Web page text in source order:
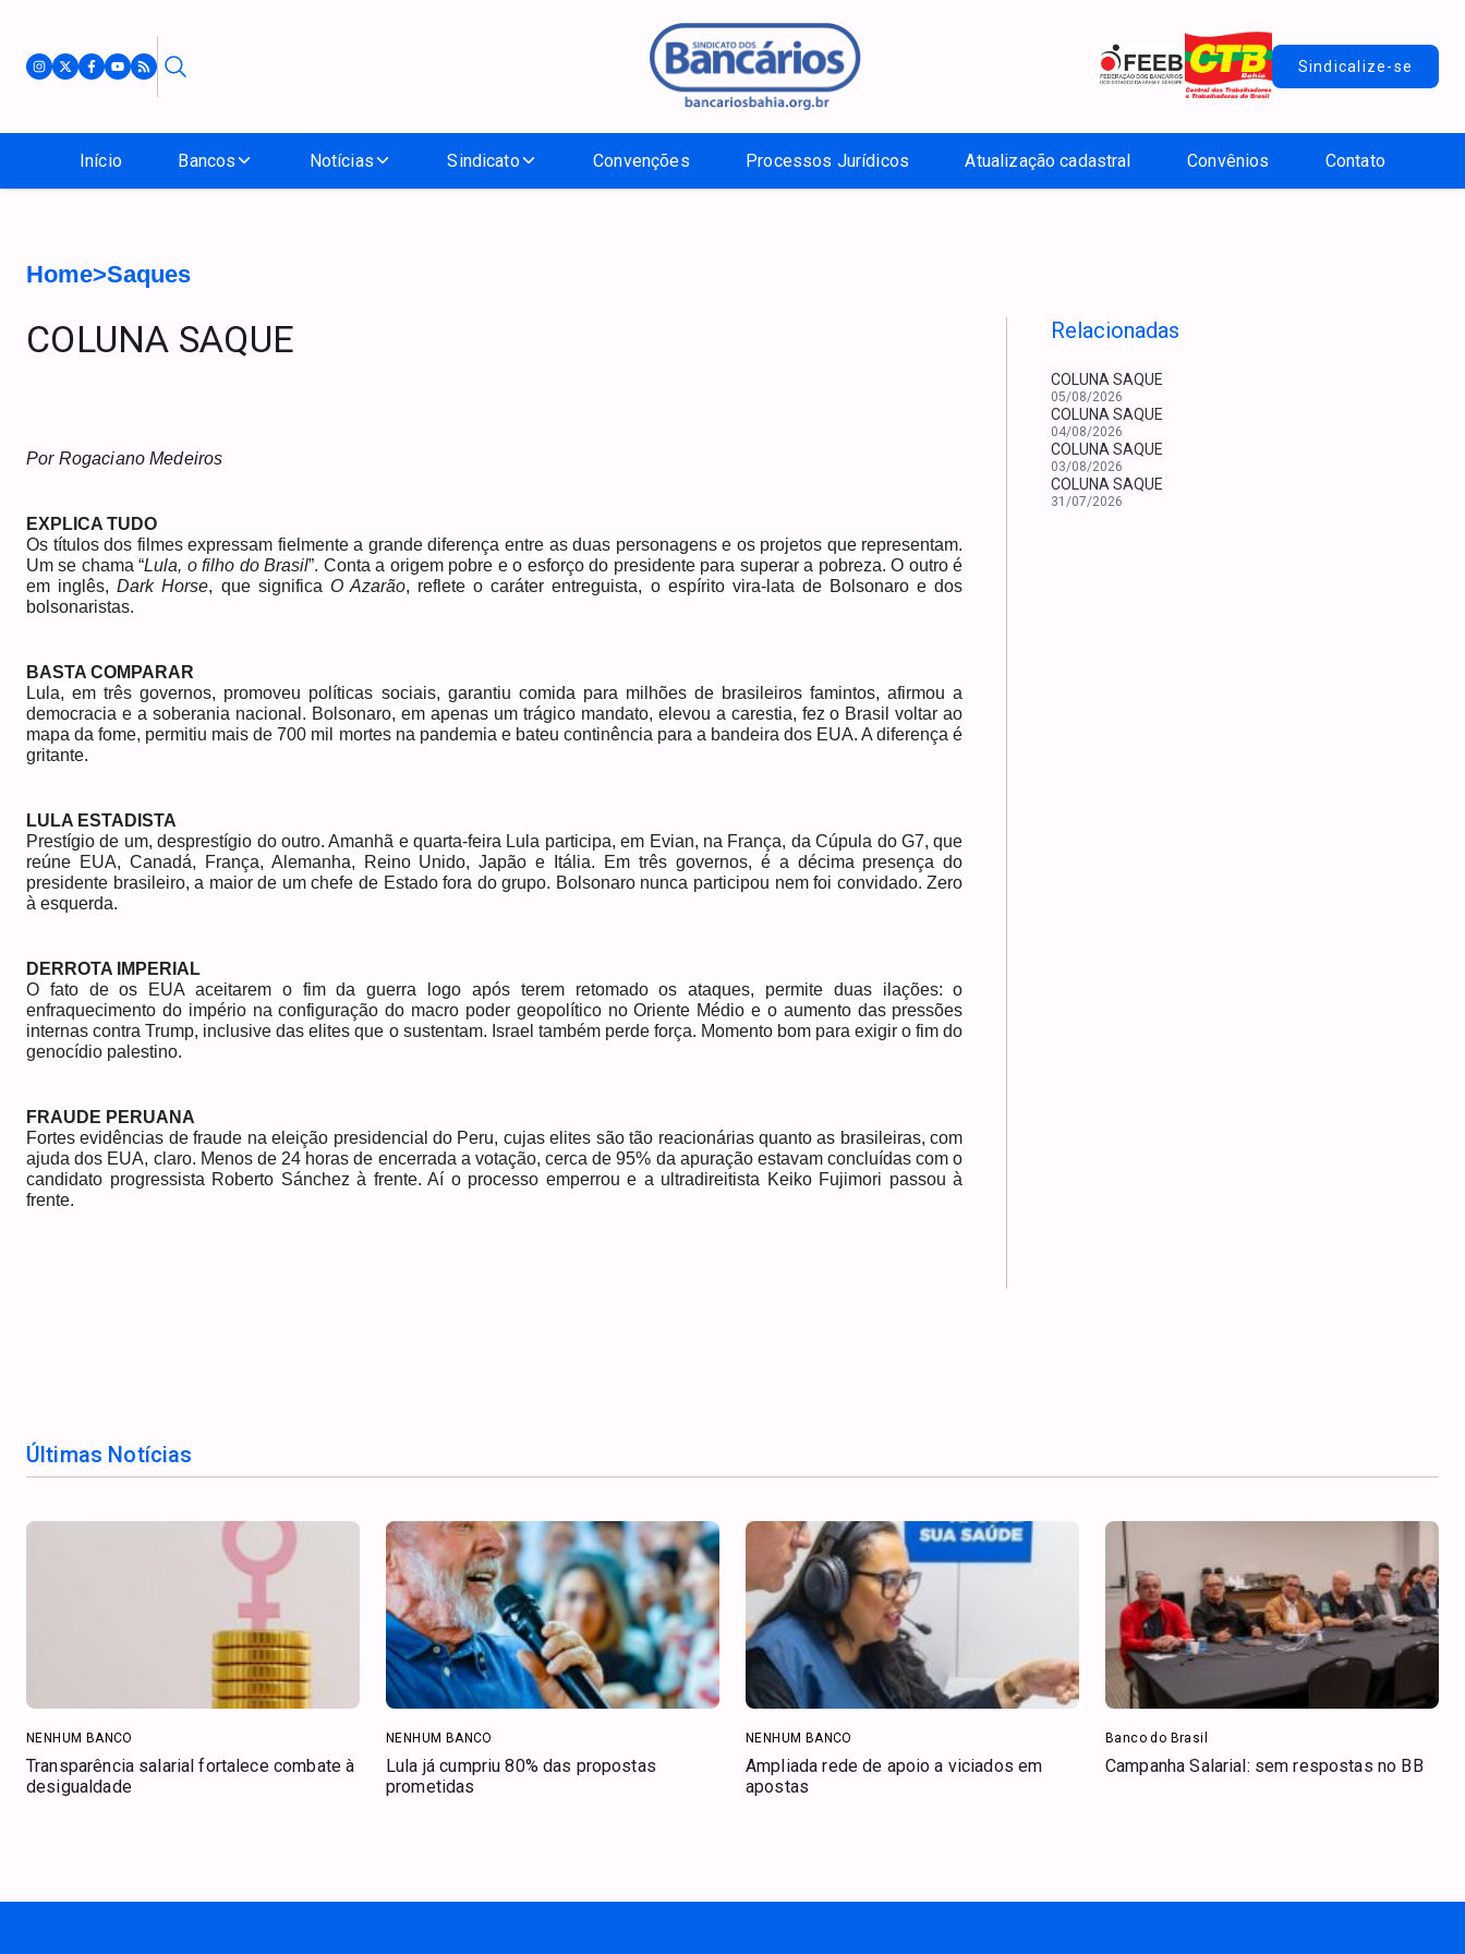
Sindicalize-se
Início Bancos Notícias Sindicato Convenções Processos Jurídicos Atualização cadastral Convênios Contato
Home>Saques
COLUNA SAQUE
Por Rogaciano Medeiros
EXPLICA TUDO
Os títulos dos filmes expressam fielmente a grande diferença entre as duas personagens e os projetos que representam.
Um se chama “Lula, o filho do Brasil”. Conta a origem pobre e o esforço do presidente para superar a pobreza. O outro é
em inglês,Dark Horse, que significa O Azarão, reflete o caráter entreguista, o espírito vira-lata de Bolsonaro e dos
bolsonaristas.
BASTA COMPARAR
Lula, em três governos, promoveu políticas sociais, garantiu comida para milhões de brasileiros famintos, afirmou a
democracia e a soberania nacional. Bolsonaro, em apenas um trágico mandato, elevou a carestia, fez o Brasil voltar ao
mapa da fome, permitiu mais de 700 mil mortes na pandemia e bateu continência para a bandeira dos EUA. A diferença é
gritante.
LULA ESTADISTA
Prestígio de um, desprestígio do outro. Amanhã e quarta-feira Lula participa, em Evian, na França, da Cúpula do G7, que
reúne EUA, Canadá, França, Alemanha, Reino Unido, Japão e Itália. Em três governos, é a décima presença do
presidente brasileiro, a maior de um chefe de Estado fora do grupo. Bolsonaro nunca participou nem foi convidado. Zero
à esquerda.
DERROTA IMPERIAL
O fato de os EUA aceitarem o fim da guerra logo após terem retomado os ataques, permite duas ilações: o
enfraquecimento do império na configuração do macro poder geopolítico no Oriente Médio e o aumento das pressões
internas contra Trump, inclusive das elites que o sustentam. Israel também perde força. Momento bom para exigir o fim do
genocídio palestino.
FRAUDE PERUANA
Fortes evidências de fraude na eleição presidencial do Peru, cujas elites são tão reacionárias quanto as brasileiras, com
ajuda dos EUA, claro. Menos de 24 horas de encerrada a votação, cerca de 95% da apuração estavam concluídas com o
candidato progressista Roberto Sánchez à frente. Aí o processo emperrou e a ultradireitista Keiko Fujimori passou à
frente.
Relacionadas
COLUNA SAQUE
05/08/2026
COLUNA SAQUE
04/08/2026
COLUNA SAQUE
03/08/2026
COLUNA SAQUE
31/07/2026
Últimas Notícias
NENHUM BANCO
Transparência salarial fortalece combate à
desigualdade
NENHUM BANCO
Lula já cumpriu 80% das propostas
prometidas
NENHUM BANCO
Ampliada rede de apoio a viciados em
apostas
Banco do Brasil
Campanha Salarial: sem respostas no BB